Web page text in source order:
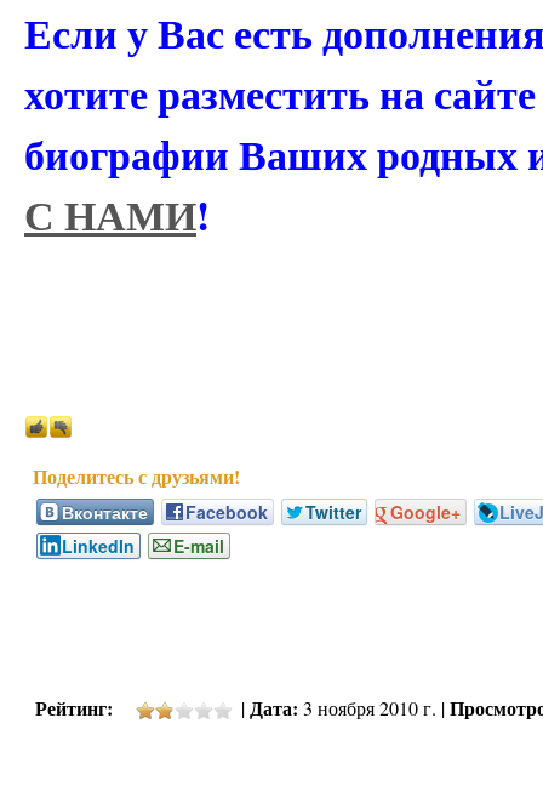
Если у Вас есть
хотите разместить на
биографии Ваших родных
С НАМИ!
Вконтакте Facebook Twitter Google+
LinkedIn
E-mail
Рейтинг: |Дата: 3 ноября 2010 г. |